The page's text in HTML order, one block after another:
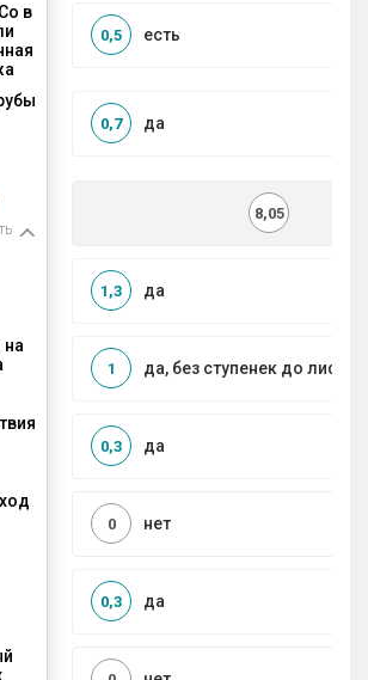
в
есть
0,5
да
0,7
8,05
да
1,3
на
да, без ступенек до лифта
1
да
0,3
нет
0
да
0,3